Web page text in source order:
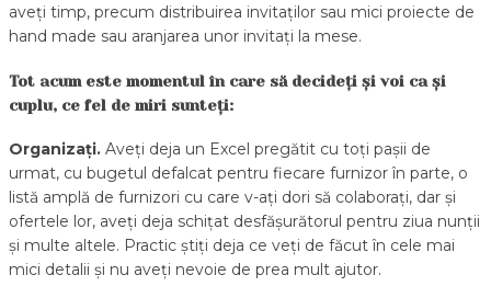
aveți timp, precum distribuirea invitaților sau mici proiecte de
hand made sau aranjarea unor invitați la mese.
Tot acum este momentul în care să decideți și voi ca și
cuplu, ce fel de miri sunteți:
Organizați. Aveți deja un Excel pregătit cu toți pașii de
urmat, cu bugetul defalcat pentru fiecare furnizor în parte, o
listă amplă de furnizori cu care v-ați dori să colaborați, dar și
ofertele lor, aveți deja schițat desfășurătorul pentru ziua nunții
și multe altele. Practic știți deja ce veți de făcut în cele mai
mici detalii și nu aveți nevoie de prea mult ajutor.